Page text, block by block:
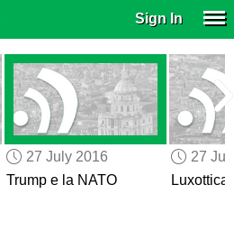
Sign In
27 July 2016
Trump e la NATO
27
Luxottica